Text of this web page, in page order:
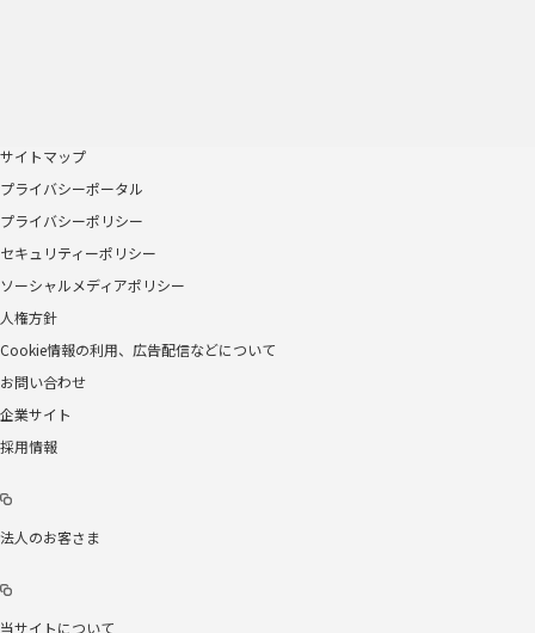
サイトマップ
プライバシーポータル
プライバシーポリシー
セキュリティーポリシー
ソーシャルメディアポリシー
人権方針
Cookie情報の利用、広告配信などについて
お問い合わせ
企業サイト
採用情報
法人のお客さま
当サイトについて